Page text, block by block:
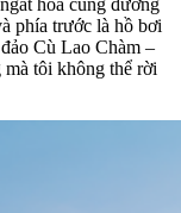
phía trước là hồ bơi
Cù Lao Chàm –
tôi không thể rời